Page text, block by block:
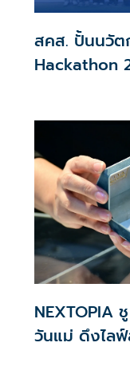
สคส. ปั้นนวัต
Hackathon
NEXTOPIA
วันแม่ ดึงไล